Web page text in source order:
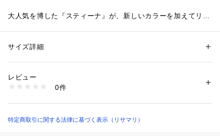
大人気を博した『スティーナ』が、新しいカラーを加えてリバ
明感の中に立体感を演出したデザインに仕上がりました。花芯
えてくれます。
日常のふとしたたたずまいも、美しいものへと変えてしまうよ
楽しみください。
性別：レディース
素材：ポリエステル・ナイロン・ポリウレタン
商品番号：
N05-74556 （ショップ）
サイズ詳細
レビュー
0件
特定商取引に関する法律に基づく表示（リサマリ）